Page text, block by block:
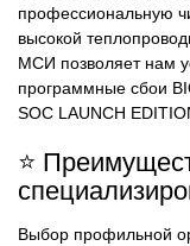
профессиональную
высокой
МСИ позволяет нам
программные сбои
SOC LAUNCH
⭐
Выбор профильной